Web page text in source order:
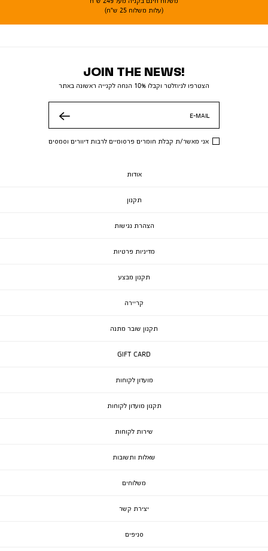
(עלות משלוח 25 ש"ח)
JOIN THE NEWS!
הצטרפו לניוזלטר וקבלו 10% הנחה לקנייה ראשונה באתר
E-MAIL
אני מאשר/ת קבלת חומרים פרסומיים לרבות דיוורים וסמסים
אודות
תקנון
הצהרת נגישות
מדיניות פרטיות
תקנון מבצע
קריירה
תקנון שובר מתנה
GIFT CARD
מועדון לקוחות
תקנון מועדון לקוחות
שירות לקוחות
שאלות ותשובות
משלוחים
יצירת קשר
סניפים